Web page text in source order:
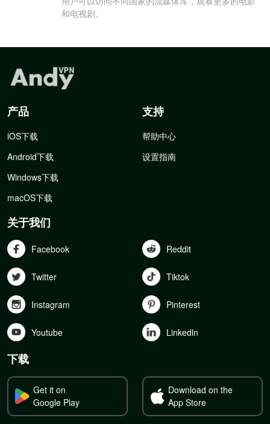
和电视剧。
产品
iOS下载
Android下载
Windows下载
macOS下载
支持
帮助中心
设置指南
关于我们
Facebook Reddit
Twitter Tiktok
Instagram Pinterest
Youtube Linkedln
下载
Get it on
Google Play
Download on the
App Store